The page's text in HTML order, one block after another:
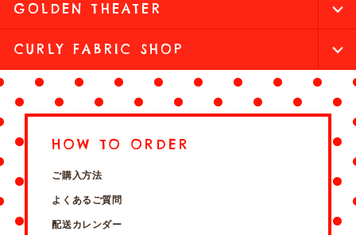
GOLDEN THEATER
CURLY FABRIC SHOP
HOW TO ORDER
ご購入方法
よくあるご質問
配送カレンダー